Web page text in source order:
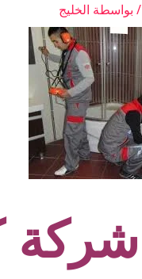
/ بواسطة الخليج
شركة